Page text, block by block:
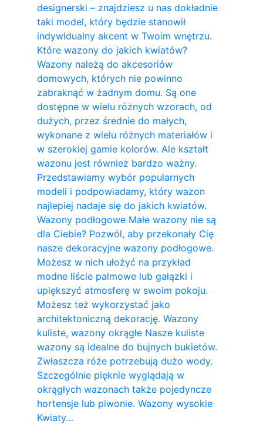
designerski – znajdziesz u nas dokładnie
taki model, który będzie stanowił
indywidualny akcent w Twoim wnętrzu.
Które wazony do jakich kwiatów?
Wazony należą do akcesoriów
domowych, których nie powinno
zabraknąć w żadnym domu. Są one
dostępne w wielu różnych wzorach, od
dużych, przez średnie do małych,
wykonane z wielu różnych materiałów i
w szerokiej gamie kolorów. Ale kształt
wazonu jest również bardzo ważny.
Przedstawiamy wybór popularnych
modeli i podpowiadamy, który wazon
najlepiej nadaje się do jakich kwiatów.
Wazony podłogowe Małe wazony nie są
dla Ciebie? Pozwól, aby przekonały Cię
nasze dekoracyjne wazony podłogowe.
Możesz w nich ułożyć na przykład
modne liście palmowe lub gałązki i
upiększyć atmosferę w swoim pokoju.
Możesz też wykorzystać jako
architektoniczną dekorację. Wazony
kuliste, wazony okrągłe Nasze kuliste
wazony są idealne do bujnych bukietów.
Zwłaszcza róże potrzebują dużo wody.
Szczególnie pięknie wyglądają w
okrągłych wazonach także pojedyncze
hortensje lub piwonie. Wazony wysokie
Kwiaty…